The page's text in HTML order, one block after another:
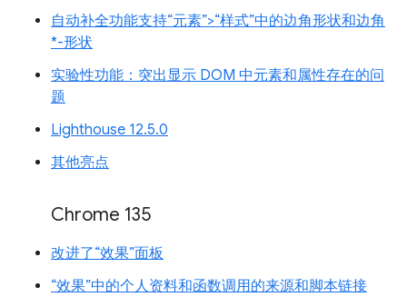
自动补全功能支持“元素”>“样式”中的边角形状和边角
*-形状
实验性功能：突出显示 DOM 中元素和属性存在的问
题
Lighthouse 12.5.0
其他亮点
Chrome 135
改进了“效果”面板
“效果”中的个人资料和函数调用的来源和脚本链接